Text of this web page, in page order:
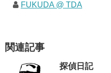
FUKUDA @ TDA
関連記事
探偵日記